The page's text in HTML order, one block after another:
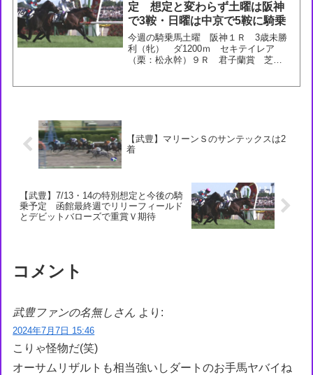
定 想定と変わらず土曜は阪神
で3鞍・日曜は中京で5鞍に騎乗
今週の騎乗馬土曜 阪神１Ｒ 3歳未勝
利（牝） ダ1200ｍ セキテイレア
（栗：松永幹）９Ｒ 君子蘭賞 芝
【武豊】マリーンＳのサンテックスは2
着
【武豊】7/13・14の特別想定と今後の騎
乗予定 函館最終週でリリーフィールド
とデビットバローズで重賞Ｖ期待
コメント
武豊ファンの名無しさん より:
2024年7月7日 15:46
こりゃ怪物だ(笑)
オーサムリザルトも相当強いしダートのお手馬ヤバイね